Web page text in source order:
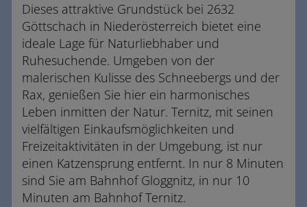
Dieses attraktive Grundstück bei 2632
Göttschach in Niederösterreich bietet eine
ideale Lage für Naturliebhaber und
Ruhesuchende. Umgeben von der
malerischen Kulisse des Schneebergs und der
Rax, genießen Sie hier ein harmonisches
Leben inmitten der Natur. Ternitz, mit seinen
vielfältigen Einkaufsmöglichkeiten und
Freizeitaktivitäten in der Umgebung, ist nur
einen Katzensprung entfernt. In nur 8 Minuten
sind Sie am Bahnhof Gloggnitz, in nur 10
Minuten am Bahnhof Ternitz.